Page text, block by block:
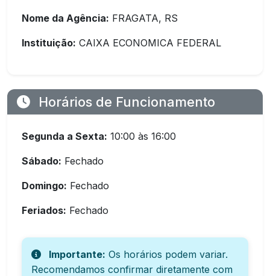
Nome da Agência: FRAGATA, RS
Instituição: CAIXA ECONOMICA FEDERAL
Horários de Funcionamento
Segunda a Sexta: 10:00 às 16:00
Sábado: Fechado
Domingo: Fechado
Feriados: Fechado
Importante: Os horários podem variar.
Recomendamos confirmar diretamente com